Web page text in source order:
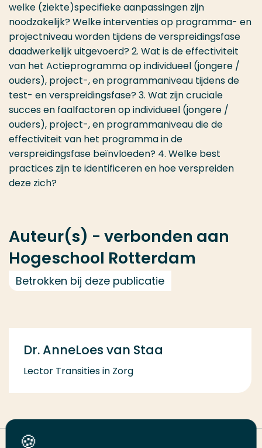
welke (ziekte)specifieke aanpassingen zijn
noodzakelijk? Welke interventies op programma- en
projectniveau worden tijdens de verspreidingsfase
daadwerkelijk uitgevoerd? 2. Wat is de effectiviteit
van het Actieprogramma op individueel (jongere /
ouders), project-, en programmaniveau tijdens de
test- en verspreidingsfase? 3. Wat zijn cruciale
succes en faalfactoren op individueel (jongere /
ouders), project-, en programmaniveau die de
effectiviteit van het programma in de
verspreidingsfase beïnvloeden? 4. Welke best
practices zijn te identificeren en hoe verspreiden
deze zich?
Auteur(s) - verbonden aan
Hogeschool Rotterdam
Betrokken bij deze publicatie
Dr. AnneLoes van Staa
Lector Transities in Zorg